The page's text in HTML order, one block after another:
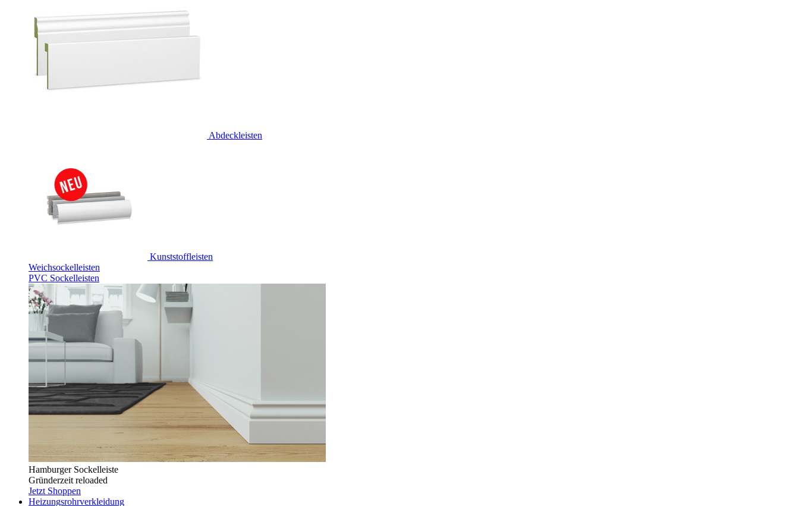
Abdeckleisten
Kunststoffleisten
Weichsockelleisten
PVC Sockelleisten
Hamburger Sockelleiste
Gründerzeit reloaded
Jetzt Shoppen
Heizungsrohrverkleidung